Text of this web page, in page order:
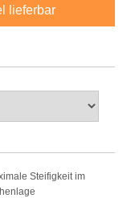
lieferbar
Steifigkeit im